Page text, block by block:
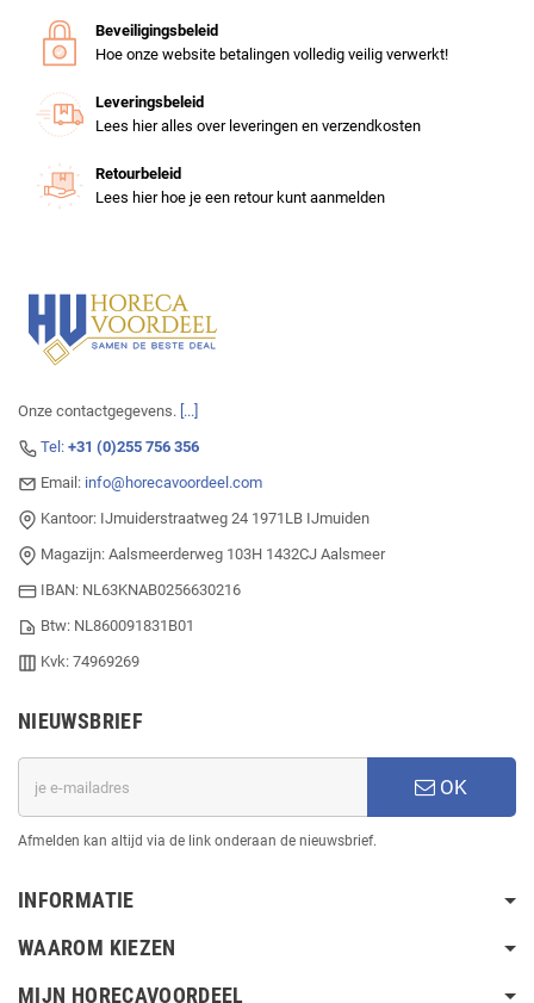
Beveiligingsbeleid
Hoe onze website betalingen volledig veilig verwerkt!
Leveringsbeleid
Lees hier alles over leveringen en verzendkosten
Retourbeleid
Lees hier hoe je een retour kunt aanmelden
Onze contactgegevens. [...]
Tel: +31 (0)255 756 356
Email: info@horecavoordeel.com
Kantoor: IJmuiderstraatweg 24 1971LB IJmuiden
Magazijn: Aalsmeerderweg 103H 1432CJ Aalsmeer
IBAN: NL63KNAB0256630216
Btw: NL860091831B01
Kvk: 74969269
NIEUWSBRIEF
OK
Afmelden kan altijd via de link onderaan de nieuwsbrief.
INFORMATIE
WAAROM KIEZEN
MIJN HORECAVOORDEEL